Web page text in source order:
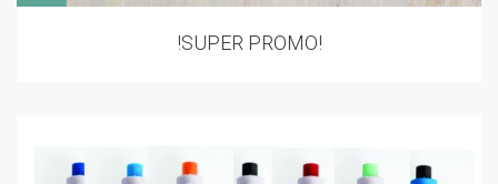
!SUPER PROMO!